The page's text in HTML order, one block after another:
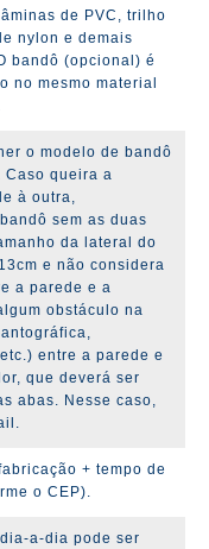
de PVC, trilho
nylon e demais
bandô (opcional) é
no mesmo material
o modelo de bandô
Caso queira a
à outra,
sem as duas
da lateral do
e não considera
a parede e a
obstáculo na
entre a parede e
que deverá ser
abas. Nesse caso,
+ tempo de
o CEP).
a-dia pode ser